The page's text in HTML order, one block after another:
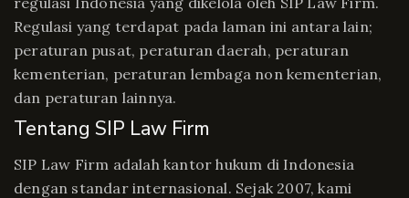
Regulasi yang terdapat pada laman ini antara lain;
peraturan pusat, peraturan daerah, peraturan
kementerian, peraturan lembaga non kementerian,
dan peraturan lainnya.
Tentang SIP Law Firm
SIP Law Firm adalah kantor hukum di Indonesia
dengan standar internasional. Sejak 2007, kami